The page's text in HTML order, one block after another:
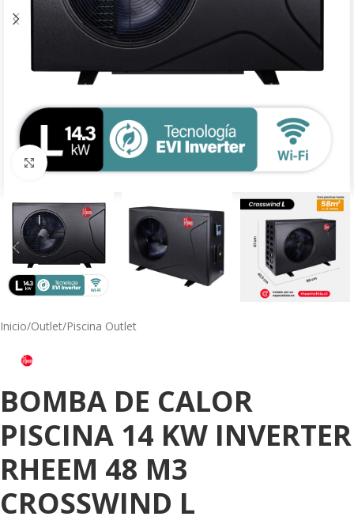
Click to enlarge
Inicio/Outlet/Piscina Outlet
BOMBA DE CALOR
PISCINA 14 KW INVERTER
RHEEM 48 M3
CROSSWIND L